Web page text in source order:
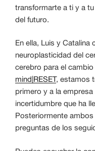
transformarte a ti y a
del futuro.
En ella, Luis y Catalina
neuroplasticidad del
cerebro para el
mind|RESET, estamos
primero y a la
incertidumbre que ha
Posteriormente
preguntas de los